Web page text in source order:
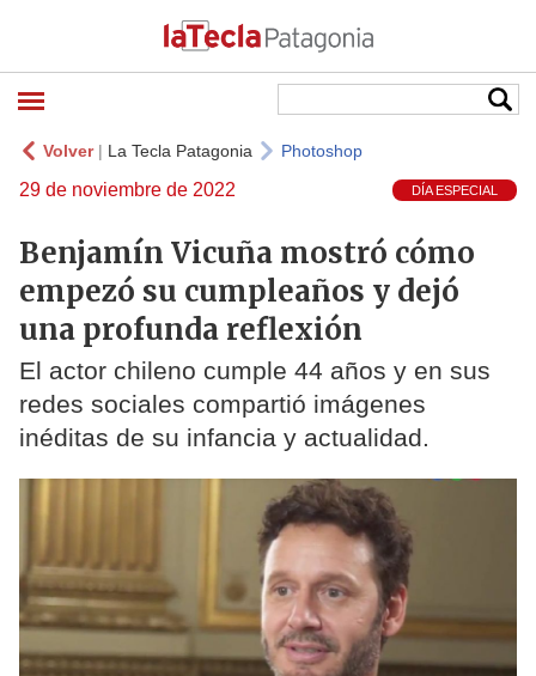
Volver| La Tecla Patagonia Photoshop
29 de noviembre de 2022 DÍA ESPECIAL
Benjamín Vicuña mostró cómo
empezó su cumpleaños y dejó
una profunda reflexión
El actor chileno cumple 44 años y en sus
redes sociales compartió imágenes
inéditas de su infancia y actualidad.